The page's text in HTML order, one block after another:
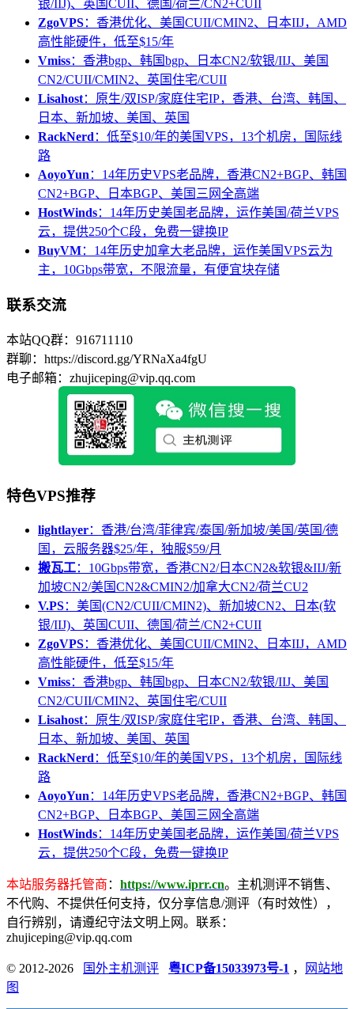
银/IIJ)、英国CUII、德国/荷兰/CN2+CUII
ZgoVPS：香港优化、美国CUII/CMIN2、日本IIJ，AMD
高性能硬件，低至$15/年
Vmiss：香港bgp、韩国bgp、日本CN2/软银/IIJ、美国
CN2/CUII/CMIN2、英国住宅/CUII
Lisahost：原生/双ISP/家庭住宅IP，香港、台湾、韩国、
日本、新加坡、美国、英国
RackNerd ：低至$10/年的美国VPS，13个机房，国际线
路
AoyoYun ：14年历史VPS老品牌，香港CN2+BGP、韩国
CN2+BGP、日本BGP、美国三网全高端
HostWinds：14年历史美国老品牌，运作美国/荷兰VPS
云，提供250个C段，免费一键换IP
BuyVM：14年历史加拿大老品牌，运作美国VPS云为
主，10Gbps带宽，不限流量，有便宜块存储
联系交流
本站QQ群：916711110
群聊：https://discord.gg/YRNaXa4fgU
电子邮箱：zhujiceping@vip.qq.com
特色VPS推荐
lightlayer：香港/台湾/菲律宾/泰国/新加坡/美国/英国/德
国，云服务器$25/年，独服$59/月
搬瓦工：10Gbps带宽，香港CN2/日本CN2&软银&IIJ/新
加坡CN2/美国CN2&CMIN2/加拿大CN2/荷兰CU2
V.PS：美国(CN2/CUII/CMIN2)、新加坡CN2、日本(软
银/IIJ)、英国CUII、德国/荷兰/CN2+CUII
ZgoVPS：香港优化、美国CUII/CMIN2、日本IIJ，AMD
高性能硬件，低至$15/年
Vmiss：香港bgp、韩国bgp、日本CN2/软银/IIJ、美国
CN2/CUII/CMIN2、英国住宅/CUII
Lisahost：原生/双ISP/家庭住宅IP，香港、台湾、韩国、
日本、新加坡、美国、英国
RackNerd ：低至$10/年的美国VPS，13个机房，国际线
路
AoyoYun ：14年历史VPS老品牌，香港CN2+BGP、韩国
CN2+BGP、日本BGP、美国三网全高端
HostWinds：14年历史美国老品牌，运作美国/荷兰VPS
云，提供250个C段，免费一键换IP
本站服务器托管商 ： https://www.iprr.cn。主机测评不销售、
不代购、不提供任何支持，仅分享信息/测评（有时效性），
自行辨别，请遵纪守法文明上网。联系：
zhujiceping@vip.qq.com
© 2012-2026 国外主机测评 粤ICP备15033973号-1 ，
网站地
图